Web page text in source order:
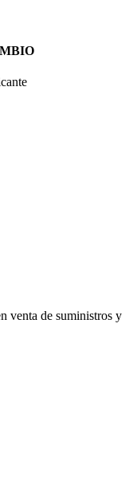
venta de suministros y